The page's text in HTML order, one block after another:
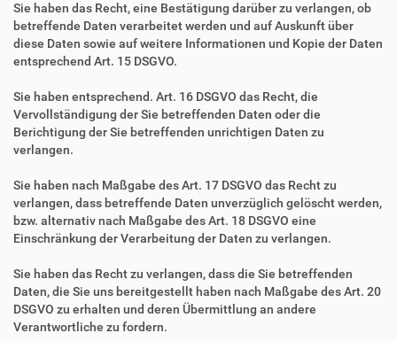
Sie haben das Recht, eine Bestätigung darüber zu verlangen, ob
betreffende Daten verarbeitet werden und auf Auskunft über
diese Daten sowie auf weitere Informationen und Kopie der Daten
entsprechend Art. 15 DSGVO.
Sie haben entsprechend. Art. 16 DSGVO das Recht, die
Vervollständigung der Sie betreffenden Daten oder die
Berichtigung der Sie betreffenden unrichtigen Daten zu
verlangen.
Sie haben nach Maßgabe des Art. 17 DSGVO das Recht zu
verlangen, dass betreffende Daten unverzüglich gelöscht werden,
bzw. alternativ nach Maßgabe des Art. 18 DSGVO eine
Einschränkung der Verarbeitung der Daten zu verlangen.
Sie haben das Recht zu verlangen, dass die Sie betreffenden
Daten, die Sie uns bereitgestellt haben nach Maßgabe des Art. 20
DSGVO zu erhalten und deren Übermittlung an andere
Verantwortliche zu fordern.